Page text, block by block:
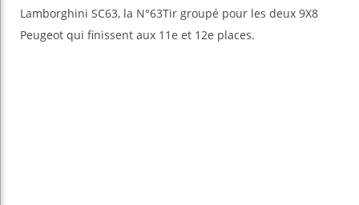
Lamborghini SC63, la N°63Tir groupé pour les deux 9X8
Peugeot qui finissent aux 11e et 12e places.